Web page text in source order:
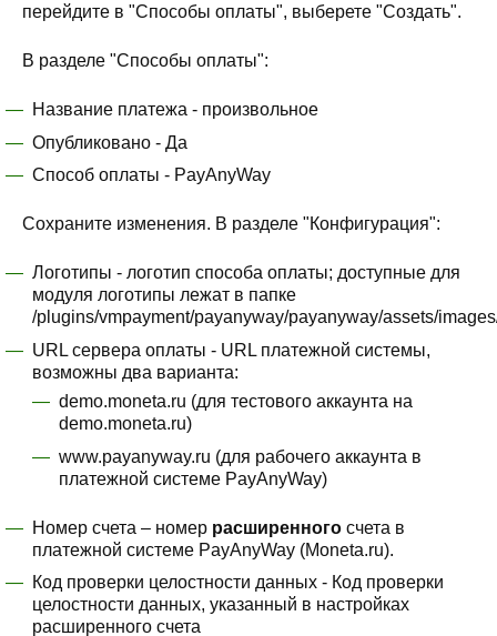
перейдите в "Способы оплаты", выберете "Создать".
В разделе "Способы оплаты":
Название платежа - произвольное
Опубликовано - Да
Способ оплаты - PayAnyWay
Сохраните изменения. В разделе "Конфигурация":
Логотипы - логотип способа оплаты; доступные для
модуля логотипы лежат в папке
/plugins/vmpayment/payanyway/payanyway/assets/
URL сервера оплаты - URL платежной системы,
возможны два варианта:
demo.moneta.ru (для тестового аккаунта на
demo.moneta.ru)
www.payanyway.ru (для рабочего аккаунта в
платежной системе PayAnyWay)
Номер счета – номер расширенного счета в
платежной системе PayAnyWay (Moneta.ru).
Код проверки целостности данных - Код проверки
целостности данных, указанный в настройках
расширенного счета